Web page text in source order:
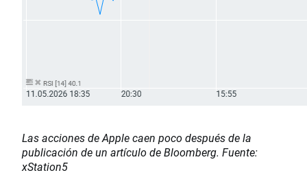
Las acciones de Apple caen poco después de la
publicación de un artículo de Bloomberg. Fuente:
xStation5